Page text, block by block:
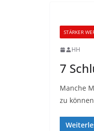
STÄRKER
HH
7
Manche
zu